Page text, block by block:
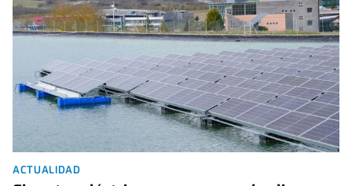
ACTUALIDAD